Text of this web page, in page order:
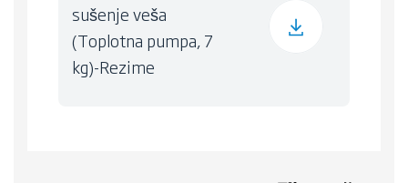
sušenje veša
(Toplotna pumpa, 7
kg)-Rezime